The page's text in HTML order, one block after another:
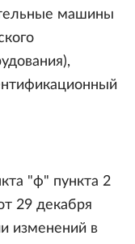
машины
"ф" пункта 2
29 декабря
изменений в